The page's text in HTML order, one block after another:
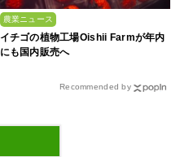
農業ニュース
イチゴの植物工場Oishii Farmが年内
にも国内販売へ
Recommended by